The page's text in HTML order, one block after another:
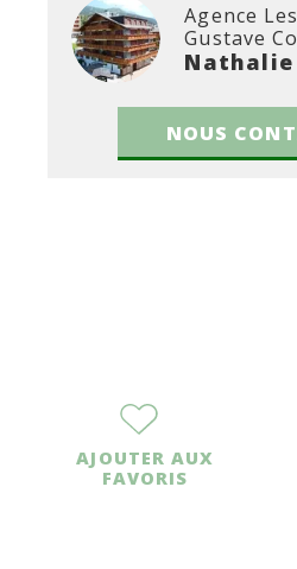
Agence
Gustave
NOUS
AJOUTER AUX
FAVORIS